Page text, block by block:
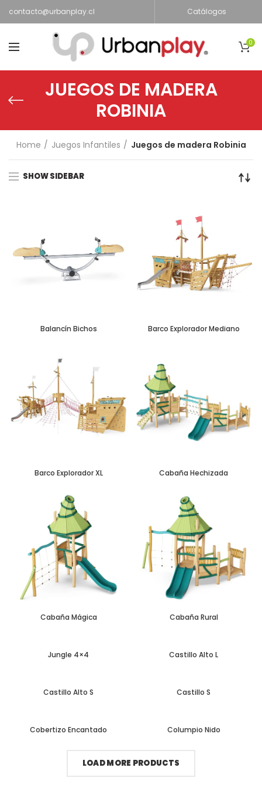
contacto@urbanplay.cl Catálogos
0
JUEGOS DE MADERA
ROBINIA
Home Juegos Infantiles Juegos de madera Robinia
SHOW SIDEBAR
Balancín Bichos Barco Explorador Mediano
Barco Explorador XL Cabaña Hechizada
Cabaña Mágica Cabaña Rural
Jungle 4×4 Castillo Alto L
Castillo Alto S Castillo S
Cobertizo Encantado Columpio Nido
LOAD MORE PRODUCTS